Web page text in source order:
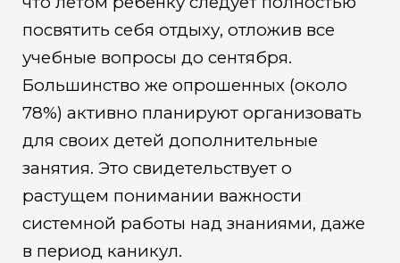
посвятить себя отдыху, отложив все
учебные вопросы до сентября.
Большинство же опрошенных (около
78%) активно планируют организовать
для своих детей дополнительные
занятия. Это свидетельствует о
растущем понимании важности
системной работы над знаниями, даже
в период каникул.